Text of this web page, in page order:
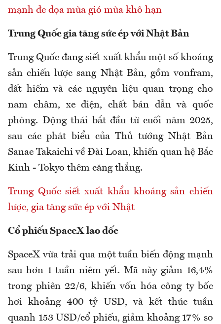
mạnh đe dọa mùa gió mùa khô hạn
Trung Quốc gia tăng sức ép với Nhật Bản
Trung Quốc đang siết xuất khẩu một số khoáng
sản chiến lược sang Nhật Bản, gồm vonfram,
đất hiếm và các nguyên liệu quan trọng cho
nam châm, xe điện, chất bán dẫn và quốc
phòng. Động thái bắt đầu từ cuối năm 2025,
sau các phát biểu của Thủ tướng Nhật Bản
Sanae Takaichi về Đài Loan, khiến quan hệ Bắc
Kinh - Tokyo thêm căng thẳng.
Trung Quốc siết xuất khẩu khoáng sản chiến
lược, gia tăng sức ép với Nhật
Cổ phiếu SpaceX lao dốc
SpaceX vừa trải qua một tuần biến động mạnh
sau hơn 1 tuần niêm yết. Mã này giảm 16,4%
trong phiên 22/6, khiến vốn hóa công ty bốc
hơi khoảng 400 tỷ USD, và kết thúc tuần
quanh 153 USD/cổ phiếu, giảm khoảng 17% so